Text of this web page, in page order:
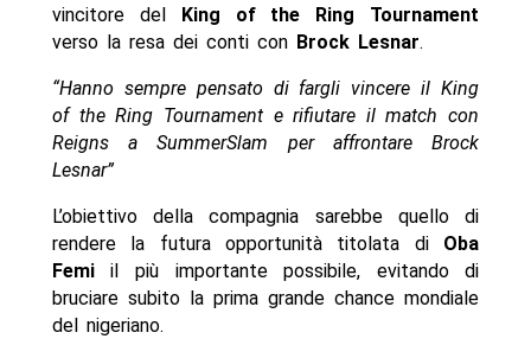
vincitore del King of the Ring Tournament
verso la resa dei conti con Brock Lesnar.
“Hanno sempre pensato di fargli vincere il King
of the Ring Tournament e rifiutare il match con
Reigns a SummerSlam per affrontare Brock
Lesnar”
L’obiettivo della compagnia sarebbe quello di
rendere la futura opportunità titolata di Oba
Femiil più importante possibile, evitando di
bruciare subito la prima grande chance mondiale
del nigeriano.